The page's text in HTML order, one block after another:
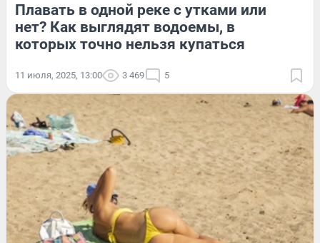
Плавать в одной реке с утками или
нет? Как выглядят водоемы, в
которых точно нельзя купаться
11 июля, 2025, 13:00 3 469 5